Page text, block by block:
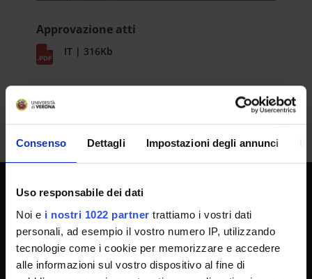
Consenso Dettagli Impostazioni degli annunci
Uso responsabile dei dati
Noi e i nostri 1022 partner trattiamo i vostri dati
personali, ad esempio il vostro numero IP, utilizzando
tecnologie come i cookie per memorizzare e accedere
alle informazioni sul vostro dispositivo al fine di
Approvazione atti
IT | 316Kb
SPORTELLO ATENEO
Amministrazione trasparente